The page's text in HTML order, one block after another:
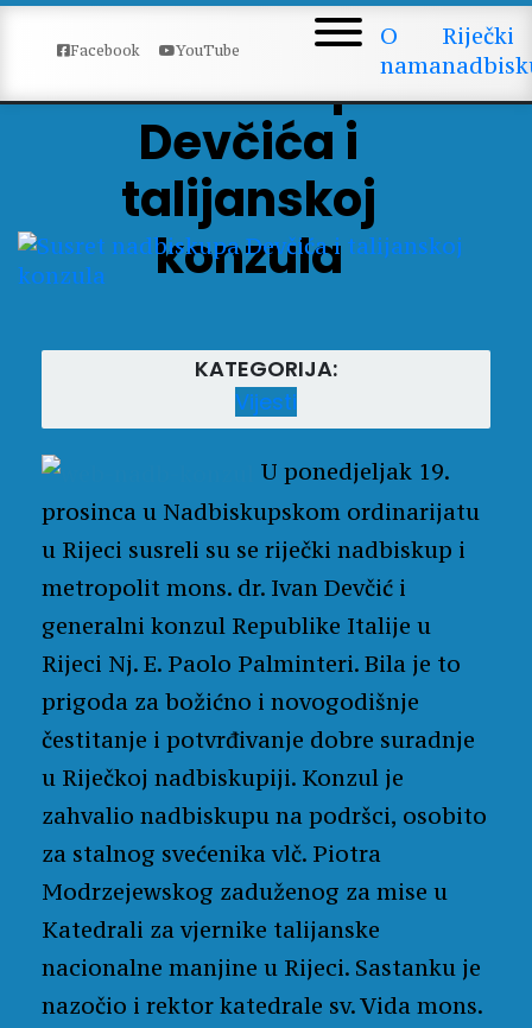
Facebook YouTube
O
nama
Riječki
Susret
nadbiskupa
Devčića i
talijanskoj
konzula
KATEGORIJA:
Vijesti
U ponedjeljak 19.
prosinca u Nadbiskupskom ordinarijatu
u Rijeci susreli su se riječki nadbiskup i
metropolit mons. dr. Ivan Devčić i
generalni konzul Republike Italije u
Rijeci Nj. E. Paolo Palminteri. Bila je to
prigoda za božićno i novogodišnje
čestitanje i potvrđivanje dobre suradnje
u Riječkoj nadbiskupiji. Konzul je
zahvalio nadbiskupu na podršci, osobito
za stalnog svećenika vlč. Piotra
Modrzejewskog zaduženog za mise u
Katedrali za vjernike talijanske
nacionalne manjine u Rijeci. Sastanku je
nazočio i rektor katedrale sv. Vida mons.